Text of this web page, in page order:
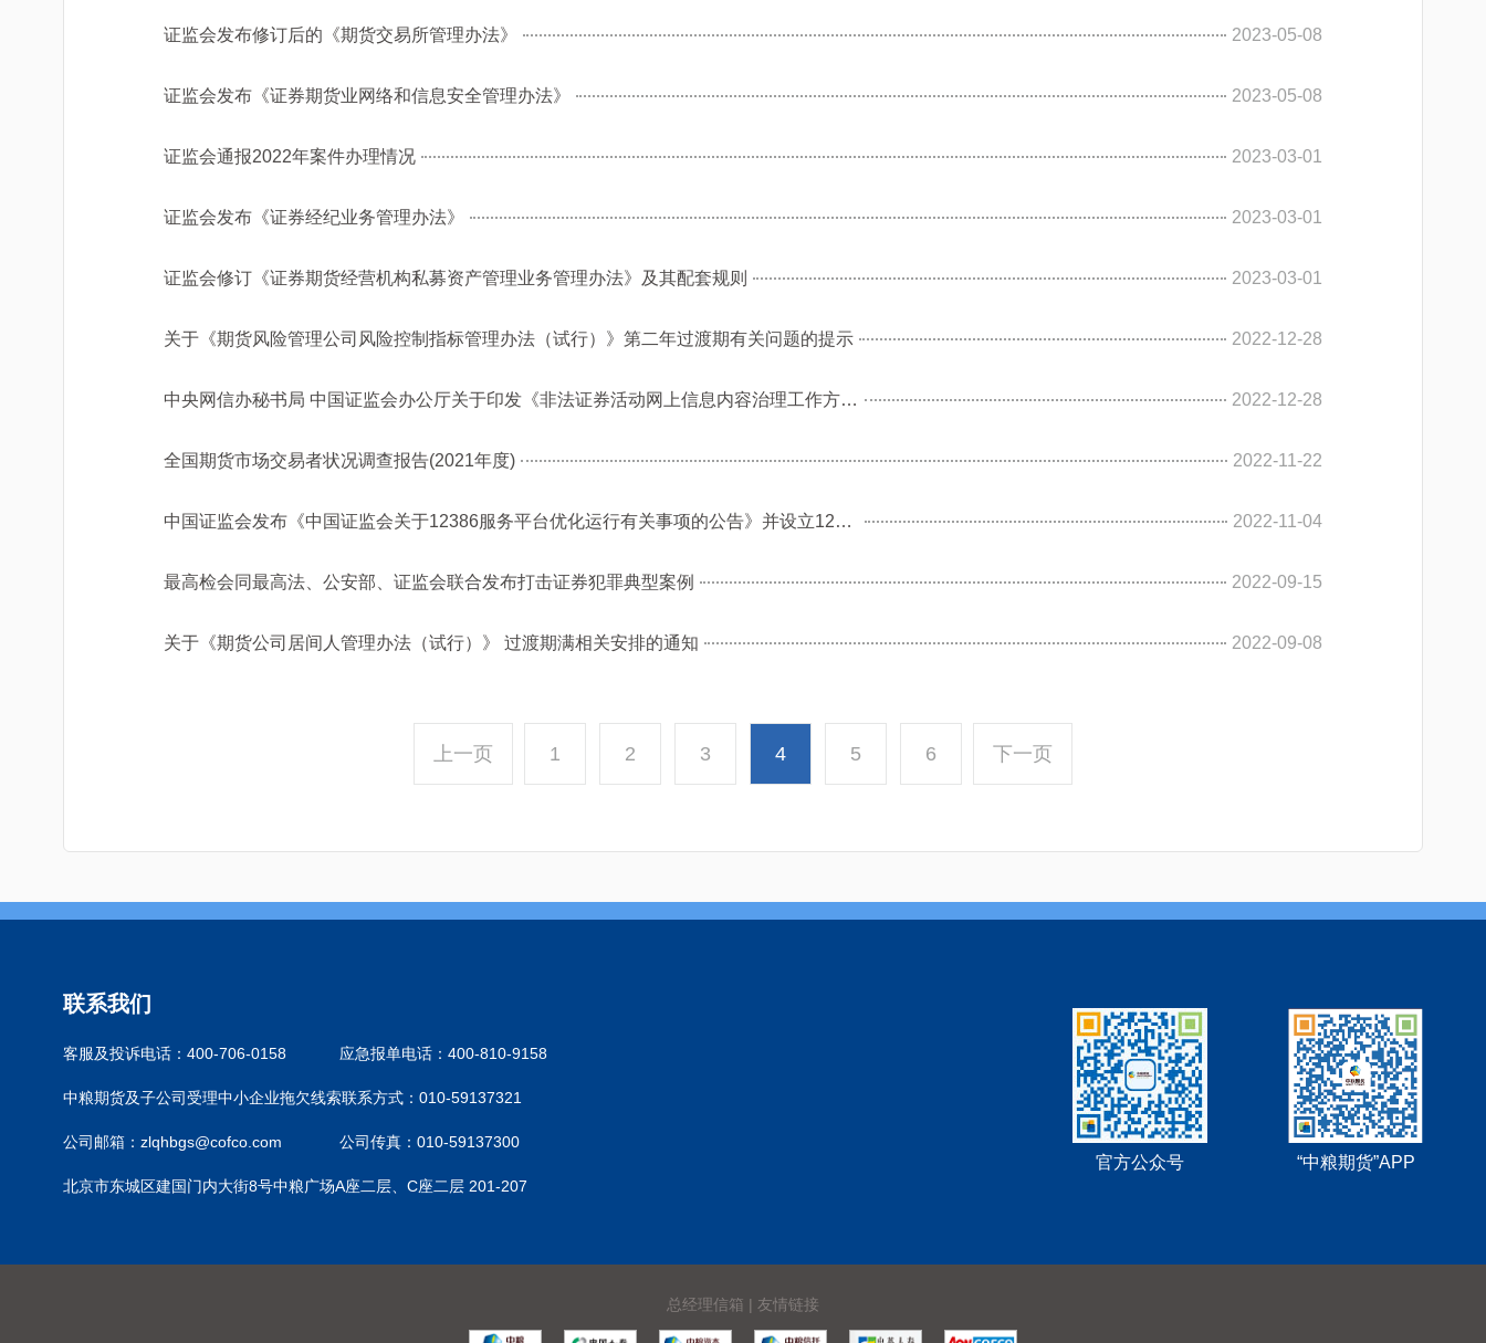
证监会发布修订后的《期货交易所管理办法》 2023-05-08
证监会发布《证券期货业网络和信息安全管理办法》 2023-05-08
证监会通报2022年案件办理情况 2023-03-01
证监会发布《证券经纪业务管理办法》 2023-03-01
证监会修订《证券期货经营机构私募资产管理业务管理办法》及其配套规则 2023-03-01
关于《期货风险管理公司风险控制指标管理办法（试行）》第二年过渡期有关问题的提示 2022-12-28
中央网信办秘书局 中国证监会办公厅关于印发《非法证券活动网上信息内容治理工作方案》的通知 2022-12-28
全国期货市场交易者状况调查报告(2021年度) 2022-11-22
中国证监会发布《中国证监会关于12386服务平台优化运行有关事项的公告》并设立12386服务平台 2022-11-04
最高检会同最高法、公安部、证监会联合发布打击证券犯罪典型案例 2022-09-15
关于《期货公司居间人管理办法（试行）》 过渡期满相关安排的通知 2022-09-08
上一页 1 2 3 4 5 6 下一页
联系我们
客服及投诉电话：400-706-0158 应急报单电话：400-810-9158
中粮期货及子公司受理中小企业拖欠线索联系方式：010-59137321
公司邮箱：zlqhbgs@cofco.com 公司传真：010-59137300
北京市东城区建国门内大街8号中粮广场A座二层、C座二层 201-207
官方公众号 “中粮期货”APP
总经理信箱 | 友情链接